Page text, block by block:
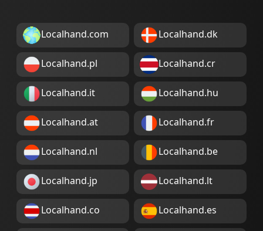
Localhand.com Localhand.dk
Localhand.pl Localhand.cr
Localhand.it Localhand.hu
Localhand.at Localhand.fr
Localhand.nl Localhand.be
Localhand.jp Localhand.lt
Localhand.co Localhand.es